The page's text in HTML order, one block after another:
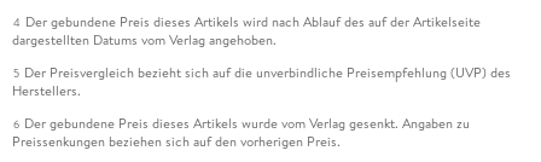
4 Der gebundene Preis dieses Artikels wird nach Ablauf des auf der Artikelseite
dargestellten Datums vom Verlag angehoben.
5 Der Preisvergleich bezieht sich auf die unverbindliche Preisempfehlung (UVP) des
Herstellers.
6 Der gebundene Preis dieses Artikels wurde vom Verlag gesenkt. Angaben zu
Preissenkungen beziehen sich auf den vorherigen Preis.